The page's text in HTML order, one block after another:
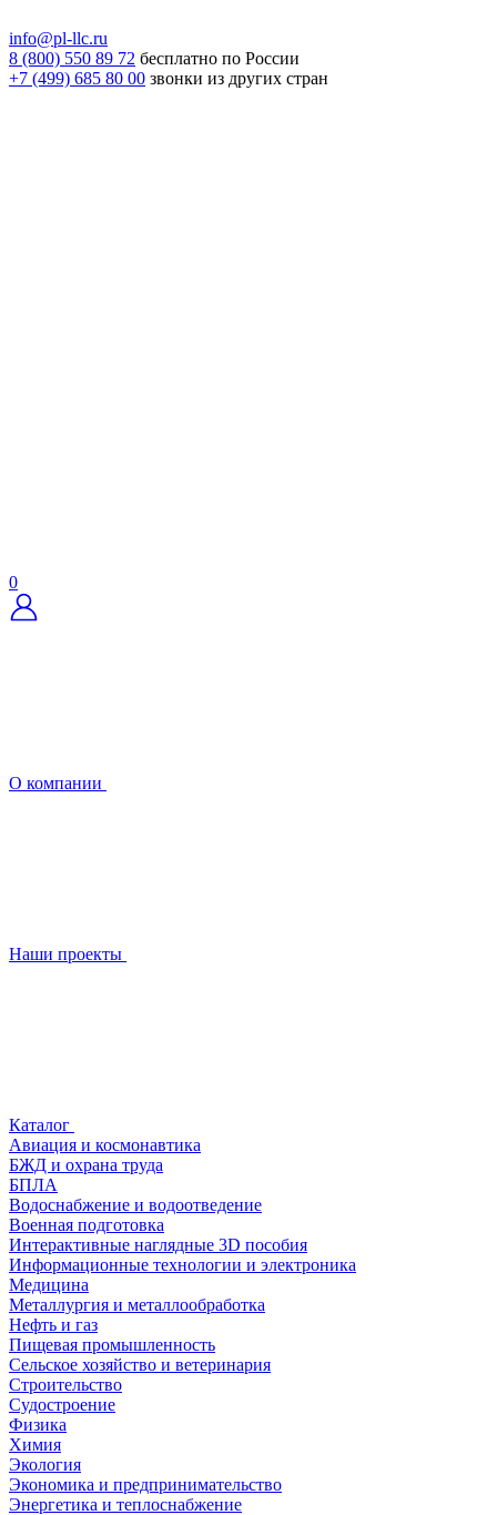
info@pl-llc.ru
8 (800) 550 89 72 бесплатно по России
+7 (499) 685 80 00 звонки из других стран
0
О компании
Наши проекты
Каталог
Авиация и космонавтика
БЖД и охрана труда
БПЛА
Водоснабжение и водоотведение
Военная подготовка
Интерактивные наглядные 3D пособия
Информационные технологии и электроника
Медицина
Металлургия и металлообработка
Нефть и газ
Пищевая промышленность
Сельское хозяйство и ветеринария
Строительство
Судостроение
Физика
Химия
Экология
Экономика и предпринимательство
Энергетика и теплоснабжение